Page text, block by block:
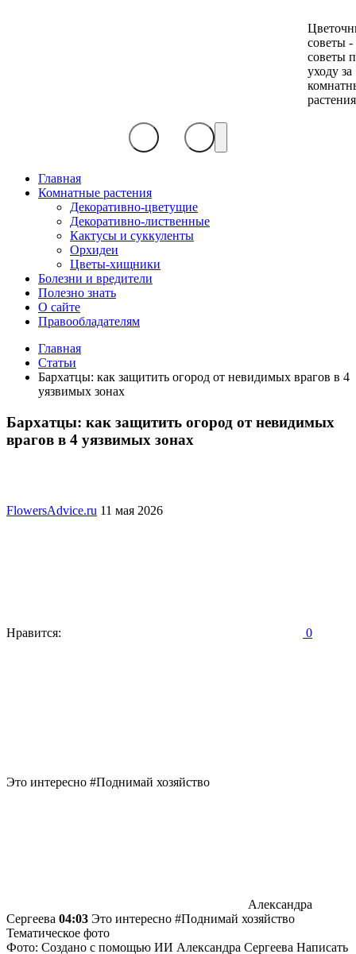
советы -
советы
уходу за
Главная
Комнатные растения
Декоративно-цветущие
Декоративно-лиственные
Кактусы и суккуленты
Орхидеи
Цветы-хищники
Болезни и вредители
Полезно знать
О сайте
Правообладателям
Главная
Статьи
Бархатцы: как защитить огород от невидимых врагов в 4
уязвимых зонах
Бархатцы: как защитить огород от невидимых
врагов в 4 уязвимых зонах
FlowersAdvice.ru 11 мая 2026
Нравится: 0
Это интересно #Поднимай хозяйство
Александра
Сергеева 04:03 Это интересно #Поднимай хозяйство
Тематическое фото
Фото: Создано с помощью ИИ Александра Сергеева Написать